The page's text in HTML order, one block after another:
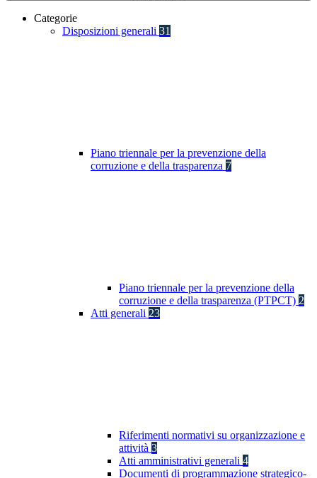
Categorie
Disposizioni generali 31
Piano triennale per la prevenzione della
corruzione e della trasparenza 7
Piano triennale per la prevenzione della
corruzione e della trasparenza (PTPCT) 2
Atti generali 23
Riferimenti normativi su organizzazione e
attività 3
Atti amministrativi generali 4
Documenti di programmazione strategico-